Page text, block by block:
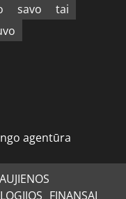
savo
tai
agentūra
FINANSAI